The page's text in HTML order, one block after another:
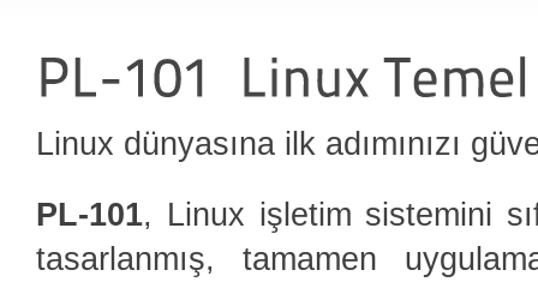
Linux dünyasına ilk adımınızı
PL-101, Linux işletim sistemini
tasarlanmış, tamamen